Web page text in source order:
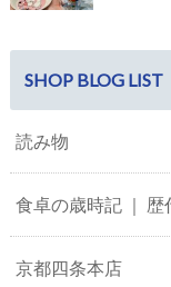
SHOP BLOG LIST
読み物
食卓の歳時記 ｜
京都四条本店